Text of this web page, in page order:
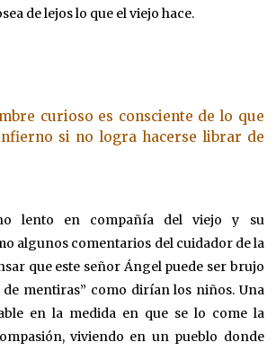
de lejos lo que el viejo hace.
curioso es consciente de lo que
si no logra hacerse librar de
lento en compañía del viejo y su
algunos comentarios del cuidador de la
que este señor Ángel puede ser brujo
de mentiras” como dirían los niños. Una
en la medida en que se lo come la
viviendo en un pueblo donde